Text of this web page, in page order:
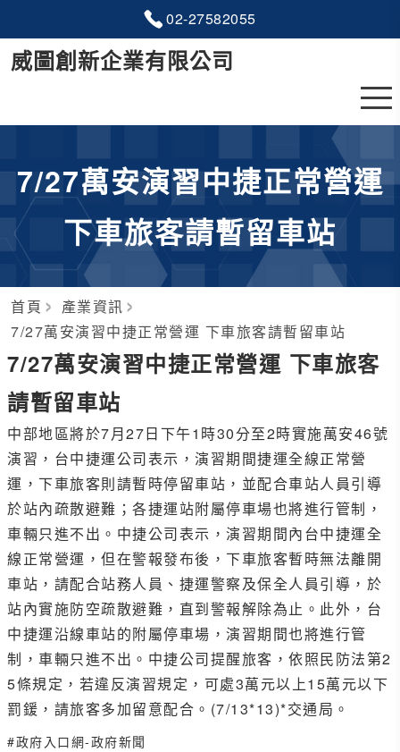
02-27582055
威圖創新企業有限公司
7/27萬安演習中捷正常營運
下車旅客請暫留車站
首頁
產業資訊
7/27萬安演習中捷正常營運 下車旅客請暫留車站
7/27萬安演習中捷正常營運 下車旅客
請暫留車站
中部地區將於7月27日下午1時30分至2時實施萬安46號
演習，台中捷運公司表示，演習期間捷運全線正常營
運，下車旅客則請暫時停留車站，並配合車站人員引導
於站內疏散避難；各捷運站附屬停車場也將進行管制，
車輛只進不出。中捷公司表示，演習期間內台中捷運全
線正常營運，但在警報發布後，下車旅客暫時無法離開
車站，請配合站務人員、捷運警察及保全人員引導，於
站內實施防空疏散避難，直到警報解除為止。此外，台
中捷運沿線車站的附屬停車場，演習期間也將進行管
制，車輛只進不出。中捷公司提醒旅客，依照民防法第2
5條規定，若違反演習規定，可處3萬元以上15萬元以下
罰鍰，請旅客多加留意配合。(7/13*13)*交通局。
#政府入口網-政府新聞